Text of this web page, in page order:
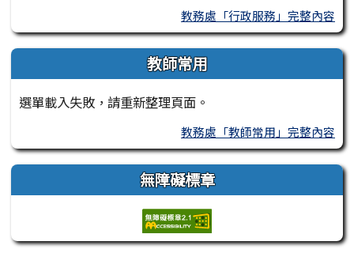
教務處「行政服務」完整內容
教師常用
選單載入失敗，請重新整理頁面。
教務處「教師常用」完整內容
無障礙標章